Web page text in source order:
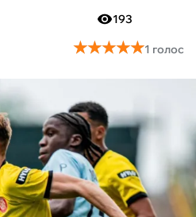
193
★★★★★
★★★★★1 голос